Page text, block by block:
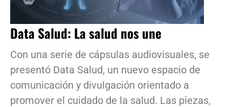
Data Salud: La salud nos une
Con una serie de cápsulas audiovisuales, se
presentó Data Salud, un nuevo espacio de
comunicación y divulgación orientado a
promover el cuidado de la salud. Las piezas,